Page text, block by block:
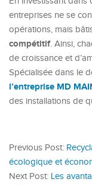
entreprises ne se
opérations, mais
compétitif. Ainsi,
de croissance et
Spécialisée dans le
l’entreprise MD
des installations de
Previous Post:
écologique et
Next Post: Les